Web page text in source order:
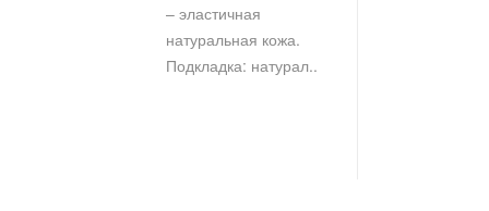
– эластичная
натуральная кожа.
Подкладка: натурал..